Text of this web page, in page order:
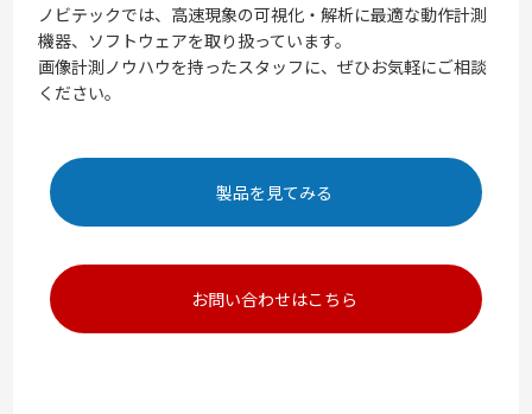
ノビテックでは、高速現象の可視化・解析に最適な動作計測
機器、ソフトウェアを取り扱っています。
画像計測ノウハウを持ったスタッフに、ぜひお気軽にご相談
ください。
製品を見てみる
お問い合わせはこちら